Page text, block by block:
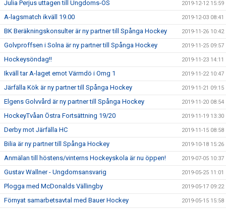
Julia Perjus uttagen till Ungdoms-OS 2019-12-12 15:59
A-lagsmatch ikväll 19.00 2019-12-03 08:41
BK Beräkningskonsulter är ny partner till Spånga Hockey 2019-11-26 10:42
Golvproffsen i Solna är ny partner till Spånga Hockey 2019-11-25 09:57
Hockeysöndag!! 2019-11-23 14:11
Ikväll tar A-laget emot Värmdö i Omg 1 2019-11-22 10:47
Järfälla Kök är ny partner till Spånga Hockey 2019-11-21 09:15
Elgens Golvvård är ny partner till Spånga Hockey 2019-11-20 08:54
HockeyTvåan Östra Fortsättning 19/20 2019-11-19 13:30
Derby mot Järfälla HC 2019-11-15 08:58
Bilia är ny partner till Spånga Hockey 2019-10-18 15:26
Anmälan till höstens/vinterns Hockeyskola är nu öppen! 2019-07-05 10:37
Gustav Wallner - Ungdomsansvarig 2019-05-25 11:01
Plogga med McDonalds Vällingby 2019-05-17 09:22
Förnyat samarbetsavtal med Bauer Hockey 2019-05-15 15:58